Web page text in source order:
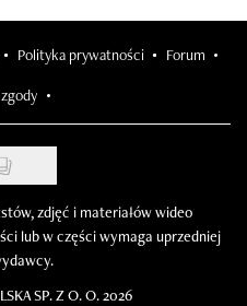
Polityka prywatności Forum
zdjęć i materiałów wideo
lub w części wymaga uprzedniej
SP. Z O. O. 2026